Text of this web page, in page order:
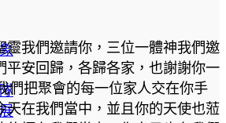
靈我們邀請你，三位一體神我們邀
平安回歸，各歸各家，也謝謝你一
們把聚會的每一位家人交在你手
天在我們當中，並且你的天使也蒞